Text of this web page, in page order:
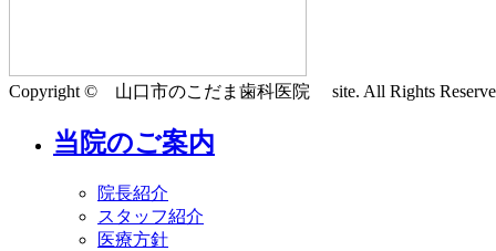
Copyright © 山口市のこだま歯科医院 site. All Rights
当院のご案内
院長紹介
スタッフ紹介
医療方針